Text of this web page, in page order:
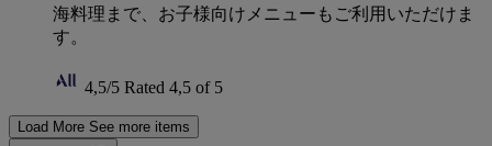
海料理まで、お子様向けメニューもご利用いただけま
す。
4,5/5 Rated 4,5 of 5
Load More See more items